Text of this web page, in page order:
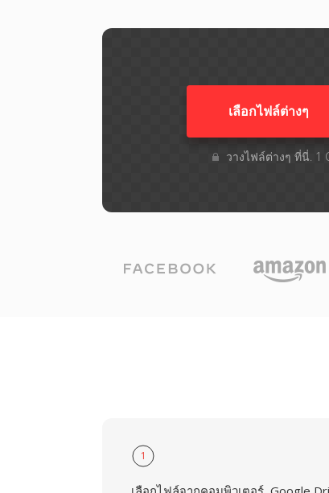
เลือกไฟล์ต่างๆ​
วางไฟล์ต่างๆ​ ที่นี่. 1
1